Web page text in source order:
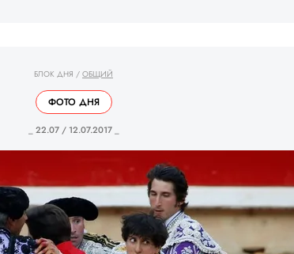
БЛОК ДНЯ / ОБЩИЙ
ФОТО ДНЯ
_ 22.07 / 12.07.2017 _